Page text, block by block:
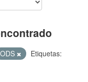
ODS
Etiquetas: